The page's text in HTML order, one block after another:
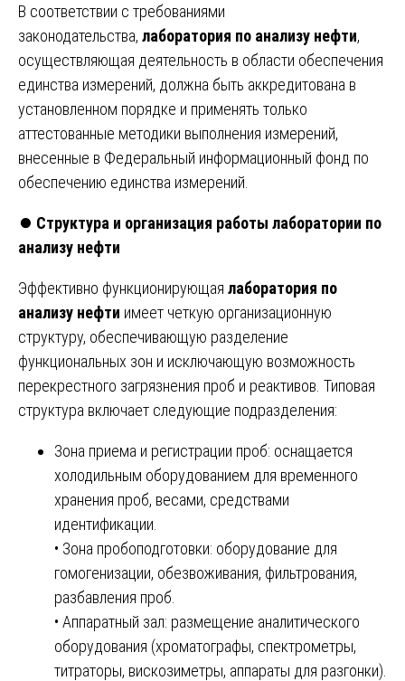
В соответствии с требованиями
законодательства, лаборатория по анализу нефти,
осуществляющая деятельность в области обеспечения
единства измерений, должна быть аккредитована в
установленном порядке и применять только
аттестованные методики выполнения измерений,
внесенные в Федеральный информационный фонд по
обеспечению единства измерений.
⏺️ Структура и организация работы лаборатории по
анализу нефти
Эффективно функционирующая лаборатория по
анализу нефти имеет четкую организационную
структуру, обеспечивающую разделение
функциональных зон и исключающую возможность
перекрестного загрязнения проб и реактивов. Типовая
структура включает следующие подразделения:
Зона приема и регистрации проб: оснащается
холодильным оборудованием для временного
хранения проб, весами, средствами
идентификации.
• Зона пробоподготовки: оборудование для
гомогенизации, обезвоживания, фильтрования,
разбавления проб.
• Аппаратный зал: размещение аналитического
оборудования (хроматографы, спектрометры,
титраторы, вискозиметры, аппараты для разгонки).